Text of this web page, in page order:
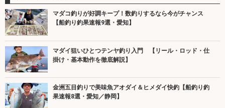
マダコ釣りが好調キープ！数釣りするなら今がチャンス
【船釣り釣果速報9選・愛知】
マダイ狙いひとつテンヤ釣り入門 【リール・ロッド・仕
掛け・基本動作を徹底解説】
金洲五目釣りで美味魚アオダイ＆ヒメダイ快釣【船釣り釣
果速報8選・愛知／静岡】